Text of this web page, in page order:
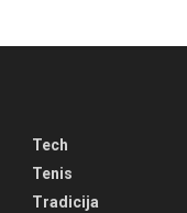
Tech
Tenis
Tradicija